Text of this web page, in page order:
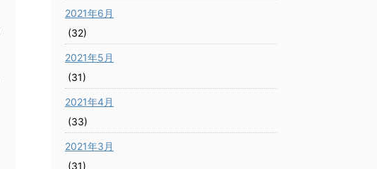
2021年6月
(32)
2021年5月
(31)
2021年4月
(33)
2021年3月
(31)